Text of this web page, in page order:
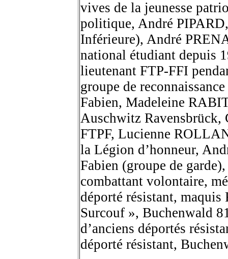
vives de la jeunesse
politique, André
Inférieure), André
national étudiant depuis
lieutenant FTP-FFI
groupe de
Fabien, Madeleine
Auschwitz Ravensbrück,
FTPF, Lucienne
la Légion d’honneur,
Fabien (groupe de
combattant volontaire,
déporté résistant,
Surcouf », Buchenwald
d’anciens déportés
déporté résistant,